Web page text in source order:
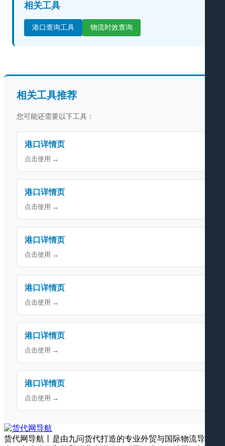
相关工具
港口查询工具 物流时效查询
相关工具推荐
您可能还需要以下工具：
港口详情页
点击使用 →
港口详情页
点击使用 →
港口详情页
点击使用 →
港口详情页
点击使用 →
港口详情页
点击使用 →
港口详情页
点击使用 →
货代网导航丨是由九问货代打造的专业外贸与国际物流导航平